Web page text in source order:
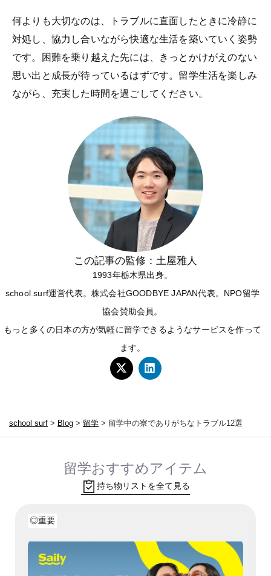
何よりも大切なのは、トラブルに直面したときに冷静に
対処し、協力し合いながら快適な生活を築いていく姿勢
です。困難を乗り越えた先には、きっとかけがえのない
思い出と成長が待っているはずです。留学生活を楽しみ
ながら、充実した時間を過ごしてください。
この記事の監修：土屋雅人
1993年栃木県出身。
school surf運営代表。株式会社GOODBYE JAPAN代表。NPO留学
協会賛助会員。
もっと多くの日本の方が気軽に留学できるようなサービスを作って
ます。
school surf > Blog > 留学 > 留学中の寮でありがちなトラブル12選
留学おすすめアイテム
持ち物リストを全て見る
◎重要